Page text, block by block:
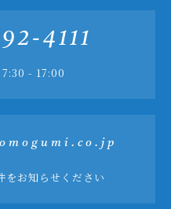
4111
7:30 - 17:00
をお知らせください